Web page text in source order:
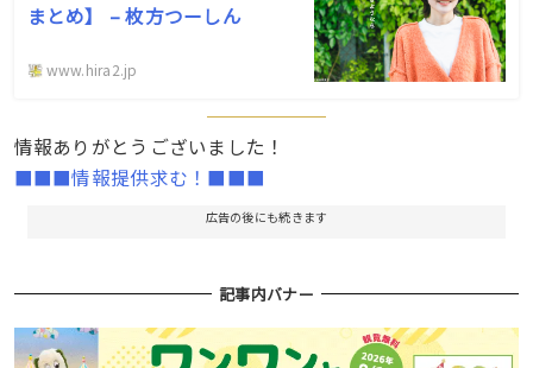
まとめ】 – 枚方つーしん
www.hira2.jp
情報ありがとうございました！
■■■情報提供求む！■■■
広告の後にも続きます
記事内バナー